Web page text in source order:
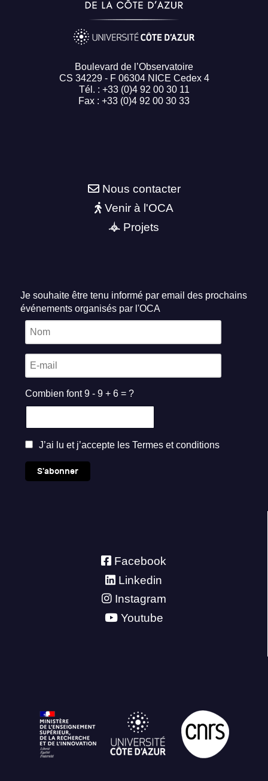
Boulevard de l’Observatoire
CS 34229 - F 06304 NICE Cedex 4
Tél. : +33 (0)4 92 00 30 11
Fax : +33 (0)4 92 00 30 33
Nous contacter
Venir à l'OCA
Projets
Je souhaite être tenu informé par email des prochains
événements organisés par l'OCA
Combien font 9 - 9 + 6 = ?
J’ai lu et j’accepte les Termes et conditions
S'abonner
Facebook
Linkedin
Instagram
Youtube